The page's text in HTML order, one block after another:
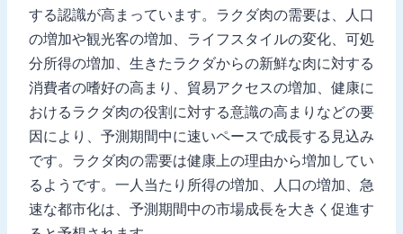
する認識が高まっています。ラクダ肉の需要は、人口
の増加や観光客の増加、ライフスタイルの変化、可処
分所得の増加、生きたラクダからの新鮮な肉に対する
消費者の嗜好の高まり、貿易アクセスの増加、健康に
おけるラクダ肉の役割に対する意識の高まりなどの要
因により、予測期間中に速いペースで成長する見込み
です。ラクダ肉の需要は健康上の理由から増加してい
るようです。一人当たり所得の増加、人口の増加、急
速な都市化は、予測期間中の市場成長を大きく促進す